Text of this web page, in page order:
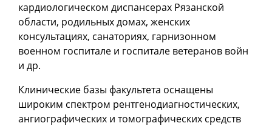
кардиологическом диспансерах Рязанской
области, родильных домах, женских
консультациях, санаториях, гарнизонном
военном госпитале и госпитале ветеранов войн
и др.
Клинические базы факультета оснащены
широким спектром рентгенодиагностических,
ангиографических и томографических средств